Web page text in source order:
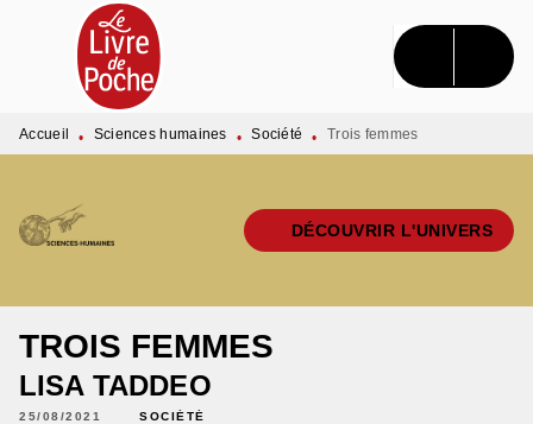
MENU RECHERCHE CONTENU
PIED DE PAGE
Accueil • Sciences humaines • Société • Trois femmes
DÉCOUVRIR L'UNIVERS
TROIS FEMMES
LISA TADDEO
25/08/2021 SOCIÉTÉ